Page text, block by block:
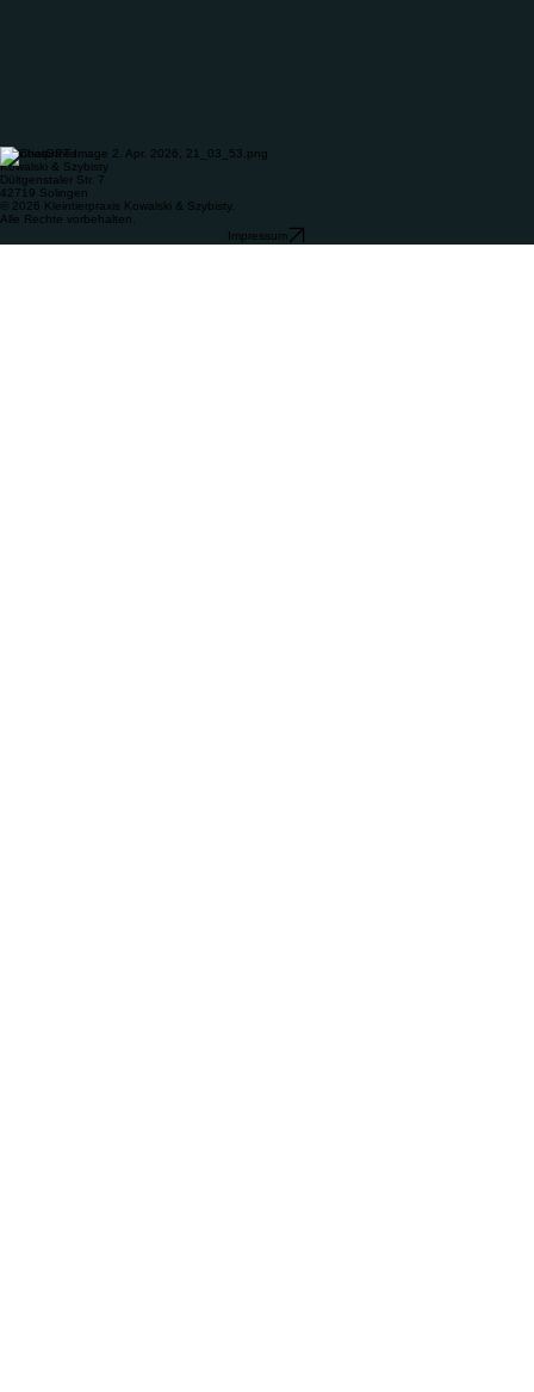
Kleintierpraxis
Kowalski & Szybisty
Dültgenstaler Str. 7
42719 Solingen
© 2026 Kleintierpraxis Kowalski & Szybisty.
Alle Rechte vorbehalten.
Impressum